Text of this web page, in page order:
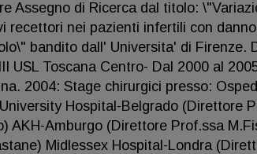
Assegno di Ricerca dal titolo:
recettori nei pazienti infertili con
bandito dall' Universita' di Firenze.
USL Toscana Centro- Dal 2000 al
2004: Stage chirurgici presso:
Hospital-Belgrado (Direttore
AKH-Amburgo (Direttore Prof.ssa
Midlessex Hospital-Londra